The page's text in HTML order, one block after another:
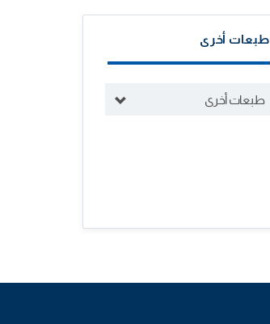
طبعات أخرى
طبعات أخرى